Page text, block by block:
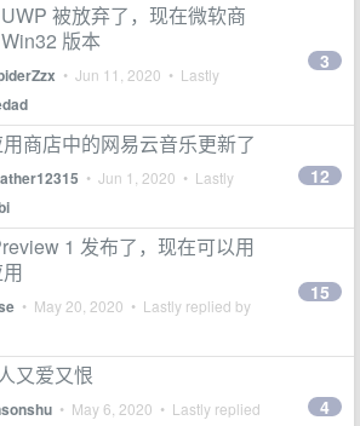
被放弃了，现在微软商
版本
• Jun 11, 2020 • Lastly
3
商店中的网易云音乐更新了
• Jun 1, 2020 • Lastly
12
1 发布了，现在可以用
• May 20, 2020 • Lastly replied by
15
又爱又恨
• May 6, 2020 • Lastly replied 4